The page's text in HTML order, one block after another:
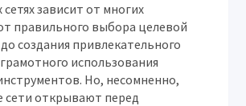
зависит от многих
правильного выбора целевой
создания привлекательного
использования
Но, несомненно,
сети открывают перед